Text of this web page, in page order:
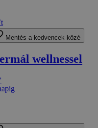
Mentés a kedvencek közé
wellnessel